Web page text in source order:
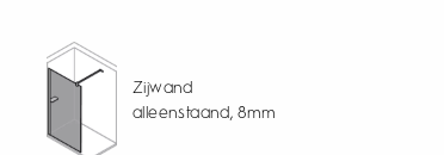
Zijwand
alleenstaand, 8mm